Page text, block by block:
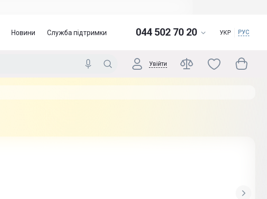
Новини Служба підтримки 044 502 70 20 УКР РУС
Увійти